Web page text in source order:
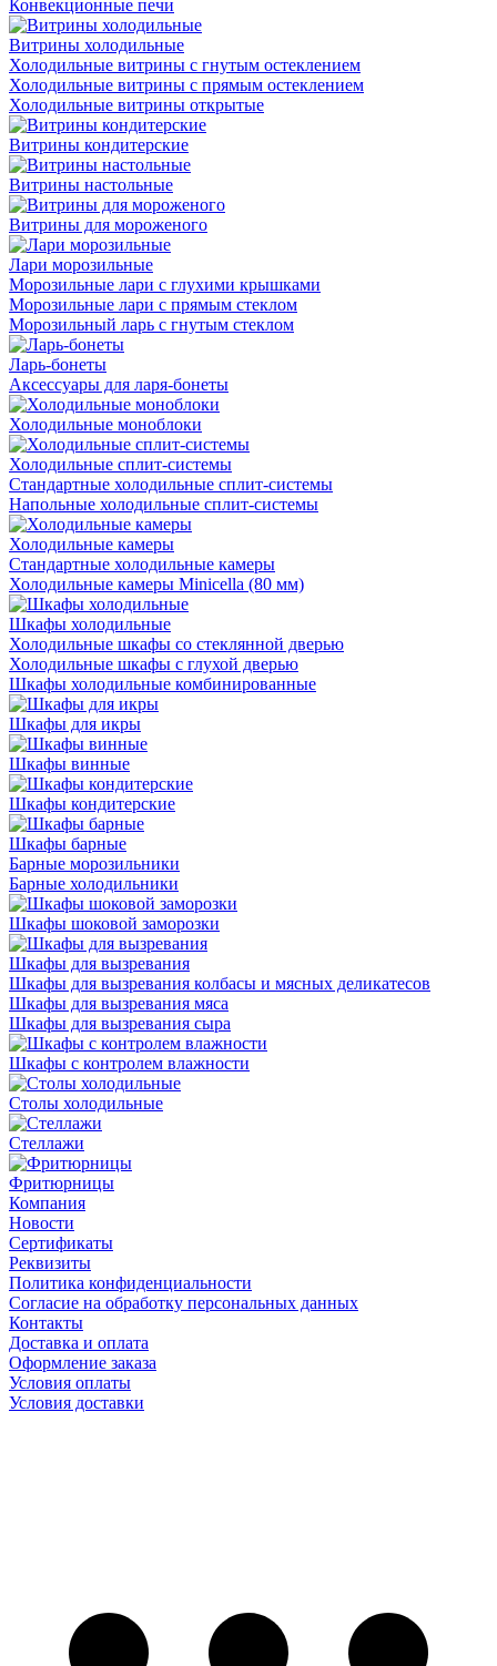
Конвекционные печи
Витрины холодильные
Холодильные витрины с гнутым остеклением
Холодильные витрины с прямым остеклением
Холодильные витрины открытые
Витрины кондитерские
Витрины настольные
Витрины для мороженого
Лари морозильные
Морозильные лари с глухими крышками
Морозильные лари с прямым стеклом
Морозильный ларь с гнутым стеклом
Ларь-бонеты
Аксессуары для ларя-бонеты
Холодильные моноблоки
Холодильные сплит-системы
Стандартные холодильные сплит-системы
Напольные холодильные сплит-системы
Холодильные камеры
Стандартные холодильные камеры
Холодильные камеры Minicella (80 мм)
Шкафы холодильные
Холодильные шкафы со стеклянной дверью
Холодильные шкафы с глухой дверью
Шкафы холодильные комбинированные
Шкафы для икры
Шкафы винные
Шкафы кондитерские
Шкафы барные
Барные морозильники
Барные холодильники
Шкафы шоковой заморозки
Шкафы для вызревания
Шкафы для вызревания колбасы и мясных деликатесов
Шкафы для вызревания мяса
Шкафы для вызревания сыра
Шкафы с контролем влажности
Столы холодильные
Стеллажи
Фритюрницы
Компания
Новости
Сертификаты
Реквизиты
Политика конфиденциальности
Согласие на обработку персональных данных
Контакты
Доставка и оплата
Оформление заказа
Условия оплаты
Условия доставки